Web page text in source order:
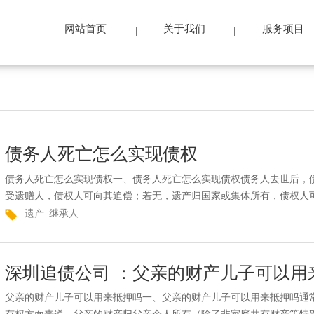
网站首页 关于我们 服务项目
债务人死亡怎么实现债权
债务人死亡怎么实现债权一、债务人死亡怎么实现债权债务人去世后
受遗赠人，债权人可向其追偿；若无，遗产归国家或集体所有，债权人
遗产 继承人
深圳追债公司 ：父亲的财产儿子可以用
父亲的财产儿子可以用来抵押吗一、父亲的财产儿子可以用来抵押吗